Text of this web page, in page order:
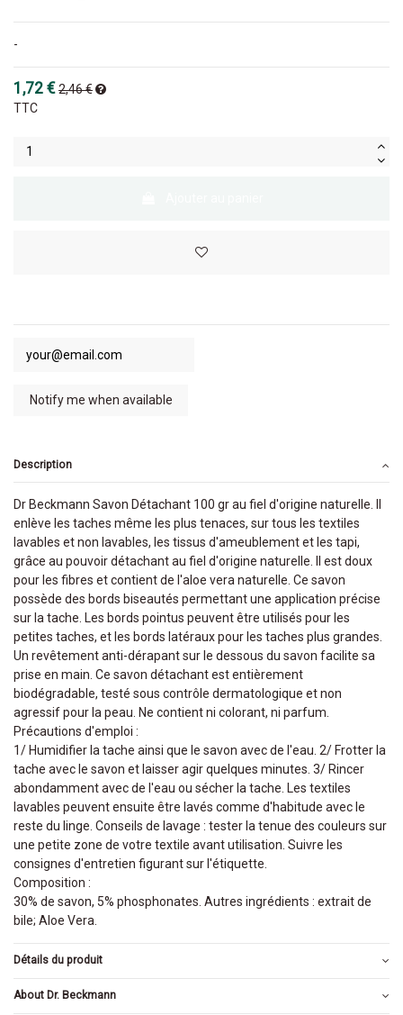
-
1,72 €2,46 €
TTC
Description
Dr Beckmann Savon Détachant 100 gr au fiel d'origine naturelle. Il
enlève les taches même les plus tenaces, sur tous les textiles
lavables et non lavables, les tissus d'ameublement et les tapi,
grâce au pouvoir détachant au fiel d'origine naturelle. Il est doux
pour les fibres et contient de l'aloe vera naturelle. Ce savon
possède des bords biseautés permettant une application précise
sur la tache. Les bords pointus peuvent être utilisés pour les
petites taches, et les bords latéraux pour les taches plus grandes.
Un revêtement anti-dérapant sur le dessous du savon facilite sa
prise en main. Ce savon détachant est entièrement
biodégradable, testé sous contrôle dermatologique et non
agressif pour la peau. Ne contient ni colorant, ni parfum.
Précautions d'emploi :
1/ Humidifier la tache ainsi que le savon avec de l'eau. 2/ Frotter la
tache avec le savon et laisser agir quelques minutes. 3/ Rincer
abondamment avec de l'eau ou sécher la tache. Les textiles
lavables peuvent ensuite être lavés comme d'habitude avec le
reste du linge. Conseils de lavage : tester la tenue des couleurs sur
une petite zone de votre textile avant utilisation. Suivre les
consignes d'entretien figurant sur l'étiquette.
Composition :
30% de savon, 5% phosphonates. Autres ingrédients : extrait de
bile; Aloe Vera.
Détails du produit
About Dr. Beckmann